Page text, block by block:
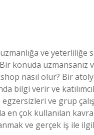
ve yeterliliğe
konuda uzmansanız
nasıl olur? Bir
bilgi verir ve
ve grup
en çok kullanılan
ve gerçek iş ile